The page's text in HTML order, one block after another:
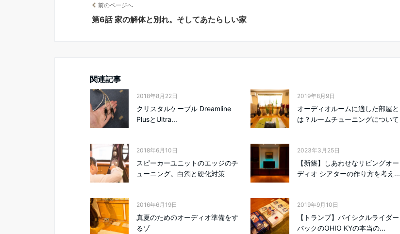
前のページへ
第6話 家の解体と別れ。そしてあたらしい家
関連記事
2018年8月22日
クリスタルケーブル Dreamline
PlusとUltra...
2019年8月9日
オーディオルームに適した部屋と
は？ルームチューニングについて
2018年6月10日
スピーカーユニットのエッジのチ
ューニング。白濁と硬化対策
2023年3月25日
【新築】しあわせなリビングオー
ディオ シアターの作り方を考え...
2016年6月19日
真夏のためのオーディオ準備をす
るゾ
2019年9月10日
【トランプ】バイシクルライダー
バックのOHIO KYの本当の...